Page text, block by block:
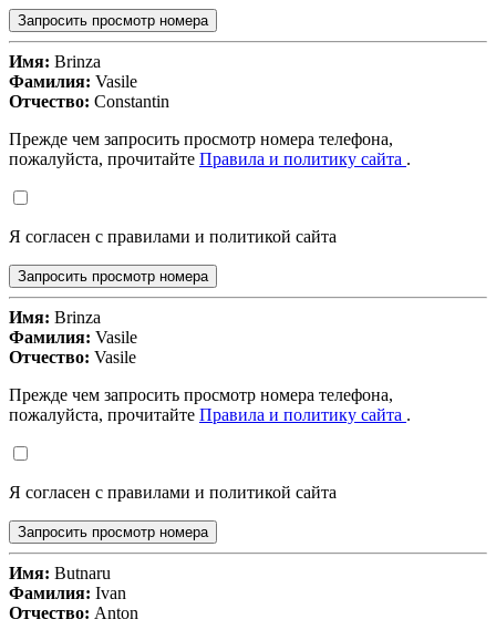
Запросить просмотр номера
Имя: Brinza
Фамилия: Vasile
Отчество: Constantin
Прежде чем запросить просмотр номера телефона,
пожалуйста, прочитайте Правила и политику сайта .
Я согласен с правилами и политикой сайта
Запросить просмотр номера
Имя: Brinza
Фамилия: Vasile
Отчество: Vasile
Прежде чем запросить просмотр номера телефона,
пожалуйста, прочитайте Правила и политику сайта .
Я согласен с правилами и политикой сайта
Запросить просмотр номера
Имя: Butnaru
Фамилия: Ivan
Отчество: Anton